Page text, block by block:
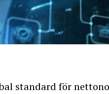
standard för